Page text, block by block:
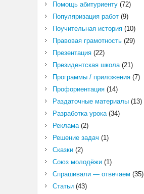
Помощь абитуриенту(72)
Популяризация работ(9)
Поучительная история(10)
Правовая грамотность(29)
Презентация(22)
Президентская школа(21)
Программы / приложения(7)
Профориентация(14)
Раздаточные материалы(13)
Разработка урока(34)
Реклама(2)
Решение задач (1)
Сказки(2)
Союз молодёжи(1)
Спрашивали — отвечаем (35)
Статьи(43)